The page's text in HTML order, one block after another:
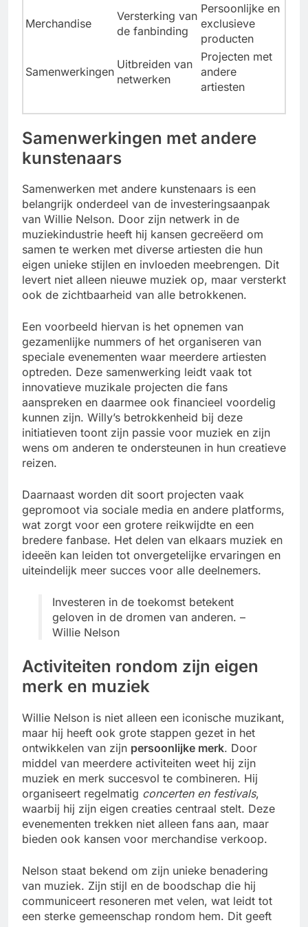
Merchandise
Versterking van
de fanbinding
Persoonlijke en
exclusieve
producten
Samenwerkingen
Uitbreiden van
netwerken
Projecten met
andere
artiesten
Samenwerkingen met andere
kunstenaars
Samenwerken met andere kunstenaars is een
belangrijk onderdeel van de investeringsaanpak
van Willie Nelson. Door zijn netwerk in de
muziekindustrie heeft hij kansen gecreëerd om
samen te werken met diverse artiesten die hun
eigen unieke stijlen en invloeden meebrengen. Dit
levert niet alleen nieuwe muziek op, maar versterkt
ook de zichtbaarheid van alle betrokkenen.
Een voorbeeld hiervan is het opnemen van
gezamenlijke nummers of het organiseren van
speciale evenementen waar meerdere artiesten
optreden. Deze samenwerking leidt vaak tot
innovatieve muzikale projecten die fans
aanspreken en daarmee ook financieel voordelig
kunnen zijn. Willy’s betrokkenheid bij deze
initiatieven toont zijn passie voor muziek en zijn
wens om anderen te ondersteunen in hun creatieve
reizen.
Daarnaast worden dit soort projecten vaak
gepromoot via sociale media en andere platforms,
wat zorgt voor een grotere reikwijdte en een
bredere fanbase. Het delen van elkaars muziek en
ideeën kan leiden tot onvergetelijke ervaringen en
uiteindelijk meer succes voor alle deelnemers.
Investeren in de toekomst betekent
geloven in de dromen van anderen. –
Willie Nelson
Activiteiten rondom zijn eigen
merk en muziek
Willie Nelson is niet alleen een iconische muzikant,
maar hij heeft ook grote stappen gezet in het
ontwikkelen van zijn persoonlijke merk. Door
middel van meerdere activiteiten weet hij zijn
muziek en merk succesvol te combineren. Hij
organiseert regelmatig concerten en festivals,
waarbij hij zijn eigen creaties centraal stelt. Deze
evenementen trekken niet alleen fans aan, maar
bieden ook kansen voor merchandise verkoop.
Nelson staat bekend om zijn unieke benadering
van muziek. Zijn stijl en de boodschap die hij
communiceert resoneren met velen, wat leidt tot
een sterke gemeenschap rondom hem. Dit geeft